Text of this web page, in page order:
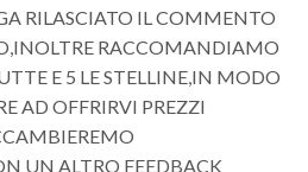
RILASCIATO IL COMMENTO
RACCOMANDIAMO
E 5 LE STELLINE,IN MODO
AD OFFRIRVI PREZZI
UN ALTRO FEEDBACK